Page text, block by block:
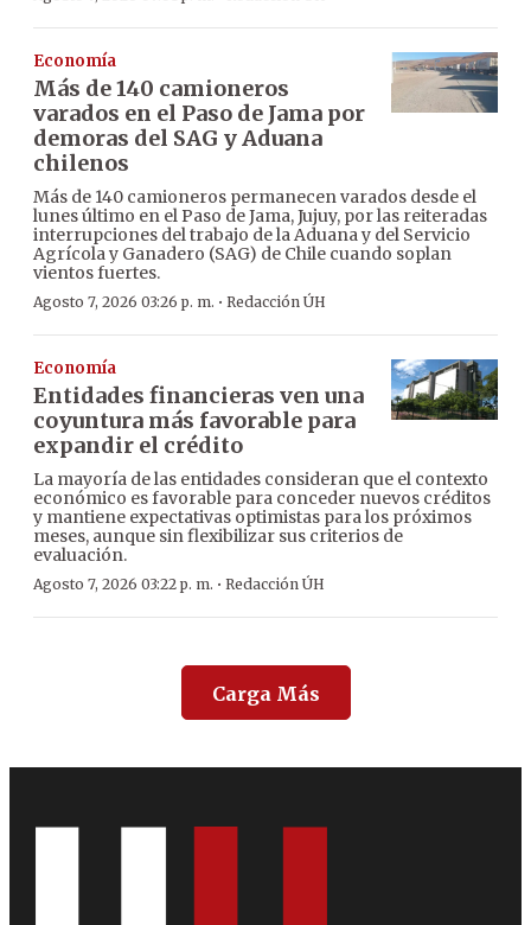
Economía
Más de 140 camioneros
varados en el Paso de Jama por
demoras del SAG y Aduana
chilenos
Más de 140 camioneros permanecen varados desde el
lunes último en el Paso de Jama, Jujuy, por las reiteradas
interrupciones del trabajo de la Aduana y del Servicio
Agrícola y Ganadero (SAG) de Chile cuando soplan
vientos fuertes.
Agosto 7, 2026 03:26 p. m. · Redacción ÚH
Economía
Entidades financieras ven una
coyuntura más favorable para
expandir el crédito
La mayoría de las entidades consideran que el contexto
económico es favorable para conceder nuevos créditos
y mantiene expectativas optimistas para los próximos
meses, aunque sin flexibilizar sus criterios de
evaluación.
Agosto 7, 2026 03:22 p. m. · Redacción ÚH
Carga Más